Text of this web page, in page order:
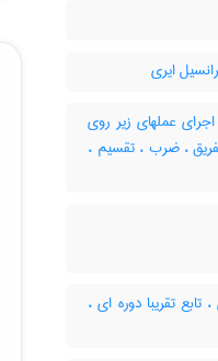
ایری
عملهای زیر روی
، ضرب ، تقسیم ،
تابع تقریبا دوره ای ،